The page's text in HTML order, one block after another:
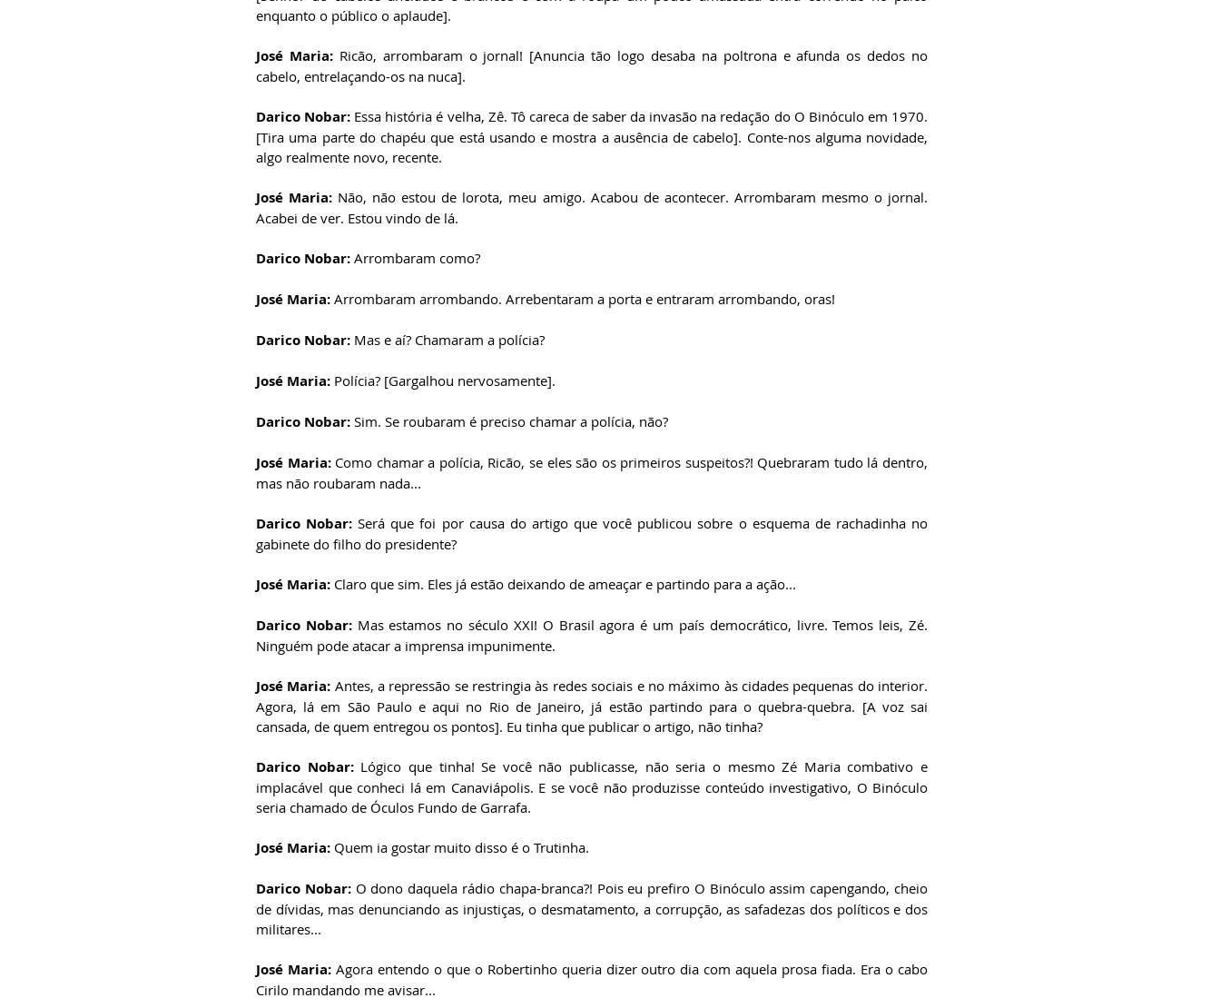
enquanto o público o aplaude].
José Maria: Ricão, arrombaram o jornal! [Anuncia tão logo desaba na poltrona e afunda os dedos no
cabelo, entrelaçando-os na nuca].
Darico Nobar: Essa história é velha, Zê. Tô careca de saber da invasão na redação do O Binóculo em 1970.
[Tira uma parte do chapéu que está usando e mostra a ausência de cabelo]. Conte-nos alguma novidade,
algo realmente novo, recente.
José Maria: Não, não estou de lorota, meu amigo. Acabou de acontecer. Arrombaram mesmo o jornal.
Acabei de ver. Estou vindo de lá.
Darico Nobar: Arrombaram como?
José Maria: Arrombaram arrombando. Arrebentaram a porta e entraram arrombando, oras!
Darico Nobar: Mas e aí? Chamaram a polícia?
José Maria: Polícia? [Gargalhou nervosamente].
Darico Nobar: Sim. Se roubaram é preciso chamar a polícia, não?
José Maria: Como chamar a polícia, Ricão, se eles são os primeiros suspeitos?! Quebraram tudo lá dentro,
mas não roubaram nada...
Darico Nobar: Será que foi por causa do artigo que você publicou sobre o esquema de rachadinha no
gabinete do filho do presidente?
José Maria: Claro que sim. Eles já estão deixando de ameaçar e partindo para a ação...
Darico Nobar: Mas estamos no século XXI! O Brasil agora é um país democrático, livre. Temos leis, Zé.
Ninguém pode atacar a imprensa impunimente.
José Maria: Antes, a repressão se restringia às redes sociais e no máximo às cidades pequenas do interior.
Agora, lá em São Paulo e aqui no Rio de Janeiro, já estão partindo para o quebra-quebra. [A voz sai
cansada, de quem entregou os pontos]. Eu tinha que publicar o artigo, não tinha?
Darico Nobar: Lógico que tinha! Se você não publicasse, não seria o mesmo Zé Maria combativo e
implacável que conheci lá em Canaviápolis. E se você não produzisse conteúdo investigativo, O Binóculo
seria chamado de Óculos Fundo de Garrafa.
José Maria: Quem ia gostar muito disso é o Trutinha.
Darico Nobar: O dono daquela rádio chapa-branca?! Pois eu prefiro O Binóculo assim capengando, cheio
de dívidas, mas denunciando as injustiças, o desmatamento, a corrupção, as safadezas dos políticos e dos
militares...
José Maria: Agora entendo o que o Robertinho queria dizer outro dia com aquela prosa fiada. Era o cabo
Cirilo mandando me avisar...